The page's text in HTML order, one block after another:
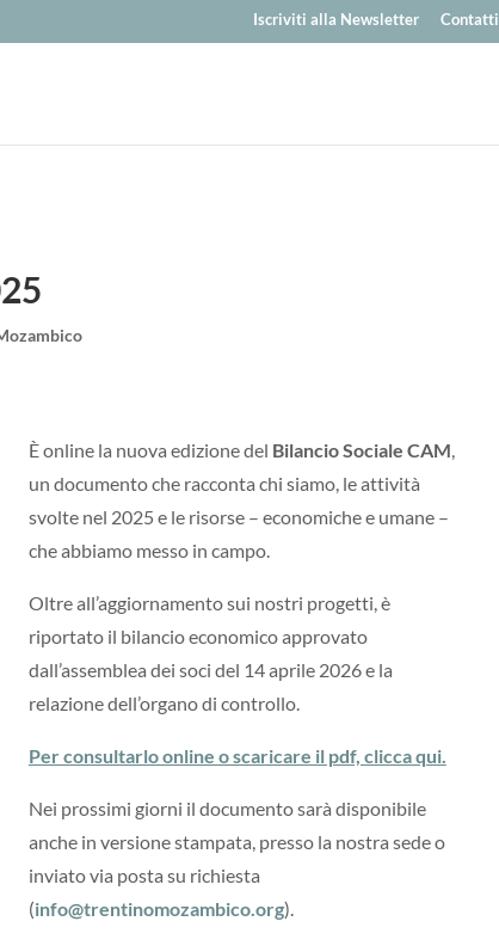
Iscriviti alla Newsletter Contatti
È online la nuova edizione del Bilancio Sociale CAM,
un documento che racconta chi siamo, le attività
svolte nel 2025 e le risorse – economiche e umane –
che abbiamo messo in campo.
Oltre all’aggiornamento sui nostri progetti, è
riportato il bilancio economico approvato
dall’assemblea dei soci del 14 aprile 2026 e la
relazione dell’organo di controllo.
Per consultarlo online o scaricare il pdf, clicca qui.
Nei prossimi giorni il documento sarà disponibile
anche in versione stampata, presso la nostra sede o
inviato via posta su richiesta
(info@trentinomozambico.org).